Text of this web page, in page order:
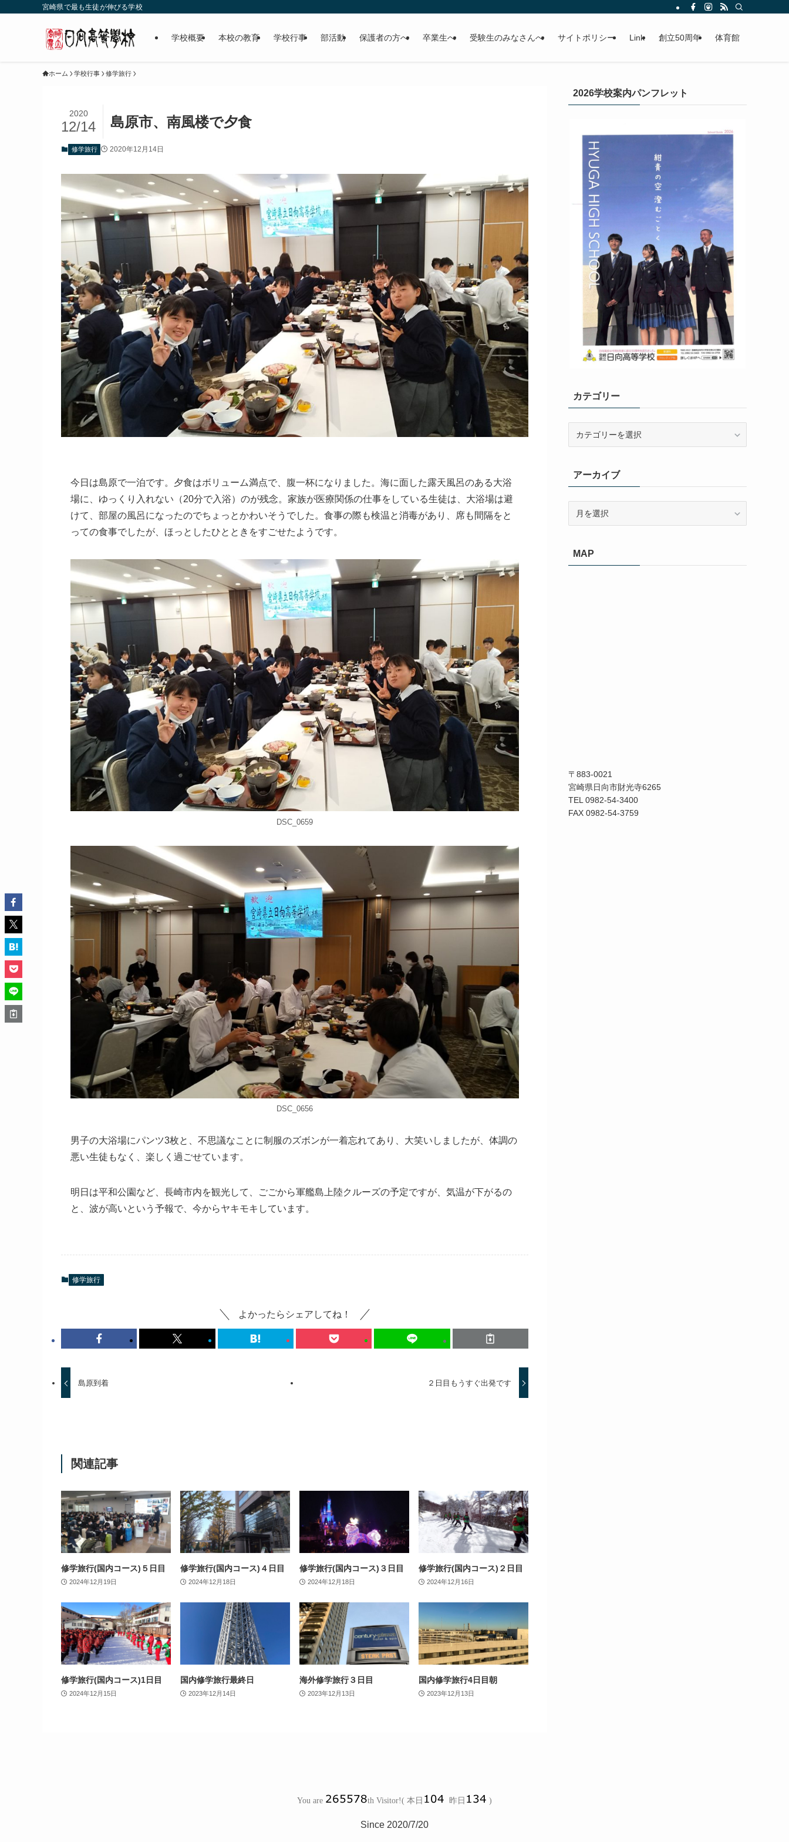
宮崎県で最も生徒が伸びる学校
学校概要 本校の教育 学校行事 部活動 保護者の方へ 卒業生へ 受験生のみなさんへ サイトポリシー Link 創立50周年 体育館
ホーム 学校行事 修学旅行
島原市、南風楼で夕食
2020
12/14
修学旅行 2020年12月14日
今日は島原で一泊です。夕食はボリューム満点で、腹一杯になりました。海に面した露天風呂のある大浴
場に、ゆっくり入れない（20分で入浴）のが残念。家族が医療関係の仕事をしている生徒は、大浴場は避
けて、部屋の風呂になったのでちょっとかわいそうでした。食事の際も検温と消毒があり、席も間隔をと
っての食事でしたが、ほっとしたひとときをすごせたようです。
DSC_0659
DSC_0656
男子の大浴場にパンツ3枚と、不思議なことに制服のズボンが一着忘れてあり、大笑いしましたが、体調の
悪い生徒もなく、楽しく過ごせています。
明日は平和公園など、長崎市内を観光して、ごごから軍艦島上陸クルーズの予定ですが、気温が下がるの
と、波が高いという予報で、今からヤキモキしています。
修学旅行
よかったらシェアしてね！
島原到着 ２日目もうすぐ出発です
関連記事
修学旅行(国内コース)５日目
2024年12月19日
修学旅行(国内コース)４日目
2024年12月18日
修学旅行(国内コース)３日目
2024年12月18日
修学旅行(国内コース)２日目
2024年12月16日
修学旅行(国内コース)1日目
2024年12月15日
国内修学旅行最終日
2023年12月14日
海外修学旅行３日目
2023年12月13日
国内修学旅行4日目朝
2023年12月13日
2026学校案内パンフレット
カテゴリー
ーアーカイブ
ブMAP
〒883-0021
宮崎県日向市財光寺6265
TEL 0982-54-3400
FAX 0982-54-3759
Since 2020/7/20